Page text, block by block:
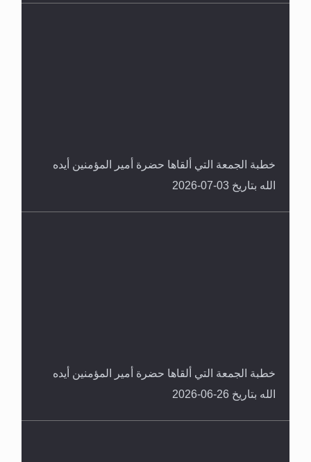
خطبة الجمعة التي ألقاها حضرة أمير المؤمنين أيده
الله بتاريخ 03-07-2026
خطبة الجمعة التي ألقاها حضرة أمير المؤمنين أيده
الله بتاريخ 26-06-2026